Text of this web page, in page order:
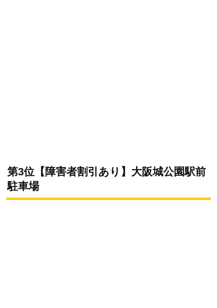
第3位【障害者割引あり】大阪城公園駅前
駐車場